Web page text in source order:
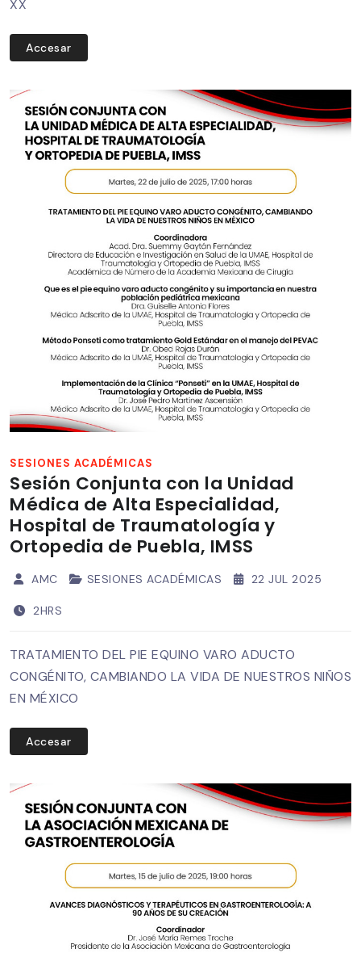
XX
Accesar
SESIONES ACADÉMICAS
Sesión Conjunta con la Unidad
Médica de Alta Especialidad,
Hospital de Traumatología y
Ortopedia de Puebla, IMSS
AMC SESIONES ACADÉMICAS 22 JUL 2025
2HRS
TRATAMIENTO DEL PIE EQUINO VARO ADUCTO
CONGÉNITO, CAMBIANDO LA VIDA DE NUESTROS NIÑOS
EN MÉXICO
Accesar